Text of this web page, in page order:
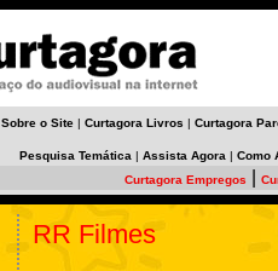
Sobre o Site | Curtagora Livros | Curtagora
Pesquisa Temática | Assista Agora | Como
Curtagora Empregos
RR Filmes